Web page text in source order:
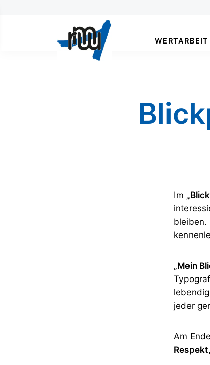
WERTARBEIT
Im „
bleiben.
„Mein
jeder
Am